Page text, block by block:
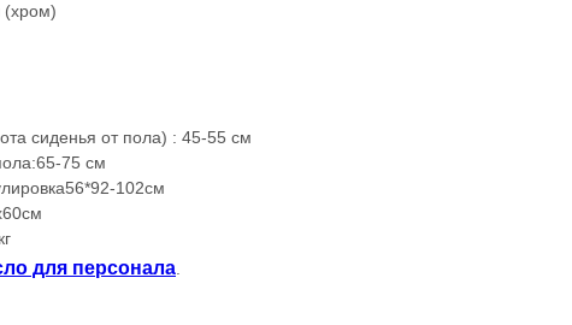
(хром)
сиденья от пола) : 45-55 см
75 см
102см
для персонала.